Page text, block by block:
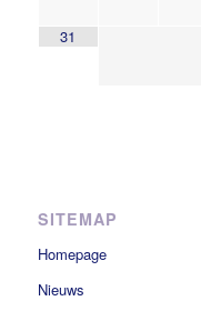
31
SITEMAP
Homepage
Nieuws